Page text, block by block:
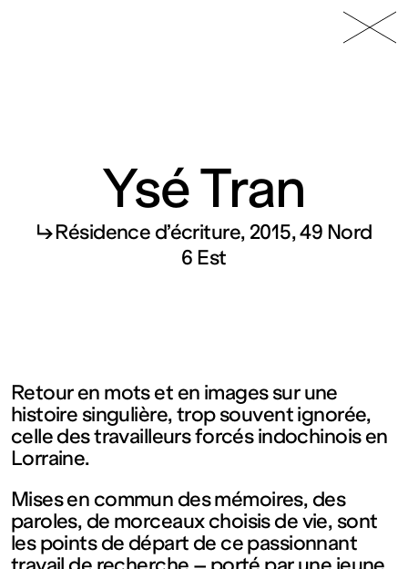
d’art
contemporain
de
Lorraine
Menu
Ysé Tran
↳ Résidence d’écriture, 2015, 49 Nord
6 Est
Retour en mots et en images sur une
histoire singulière, trop souvent ignorée,
celle des travailleurs forcés indochinois en
Lorraine.
Mises en commun des mémoires, des
paroles, de morceaux choisis de vie, sont
les points de départ de ce passionnant